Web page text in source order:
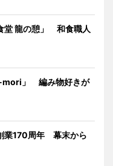
堂 龍の憩」 和食職人
mori」 編み物好きが
業170周年 幕末から